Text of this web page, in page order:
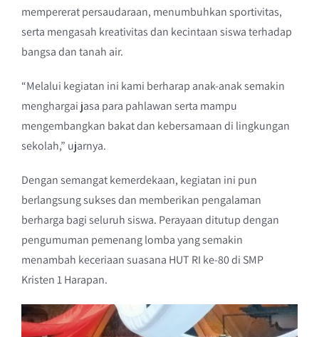
mempererat persaudaraan, menumbuhkan sportivitas,
serta mengasah kreativitas dan kecintaan siswa terhadap
bangsa dan tanah air.
“Melalui kegiatan ini kami berharap anak-anak semakin
menghargai jasa para pahlawan serta mampu
mengembangkan bakat dan kebersamaan di lingkungan
sekolah,” ujarnya.
Dengan semangat kemerdekaan, kegiatan ini pun
berlangsung sukses dan memberikan pengalaman
berharga bagi seluruh siswa. Perayaan ditutup dengan
pengumuman pemenang lomba yang semakin
menambah keceriaan suasana HUT RI ke-80 di SMP
Kristen 1 Harapan.